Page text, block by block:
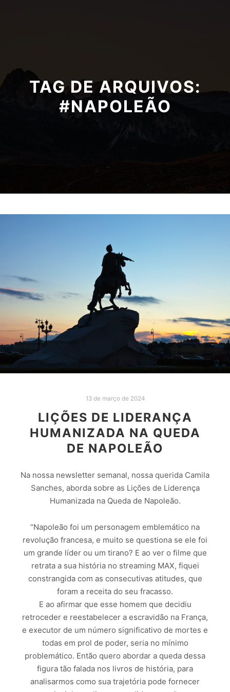
TAG DE ARQUIVOS:
#NAPOLEÃO
13 de março de 2024
LIÇÕES DE LIDERANÇA
HUMANIZADA NA QUEDA
DE NAPOLEÃO
Na nossa newsletter semanal, nossa querida Camila
Sanches, aborda sobre as Lições de Liderença
Humanizada na Queda de Napoleão.
“Napoleão foi um personagem emblemático na
revolução francesa, e muito se questiona se ele foi
um grande líder ou um tirano? E ao ver o filme que
retrata a sua história no streaming MAX, fiquei
constrangida com as consecutivas atitudes, que
foram a receita do seu fracasso.
E ao afirmar que esse homem que decidiu
retroceder e reestabelecer a escravidão na França,
e executor de um número significativo de mortes e
todas em prol de poder, seria no mínimo
problemático. Então quero abordar a queda dessa
figura tão falada nos livros de história, para
analisarmos como sua trajetória pode fornecer